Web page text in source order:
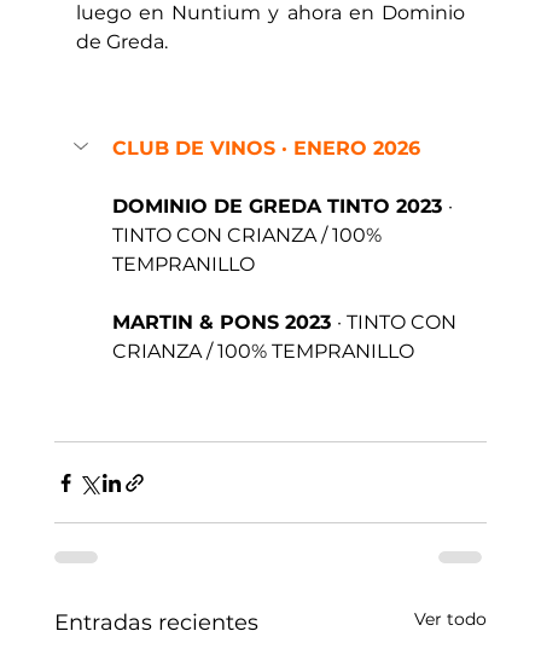
luego en Nuntium y ahora en Dominio
de Greda.
CLUB DE VINOS · ENERO 2026
DOMINIO DE GREDA TINTO 2023 ·
TINTO CON CRIANZA / 100%
TEMPRANILLO
MARTIN & PONS 2023 · TINTO CON
CRIANZA / 100% TEMPRANILLO
Entradas recientes Ver todo